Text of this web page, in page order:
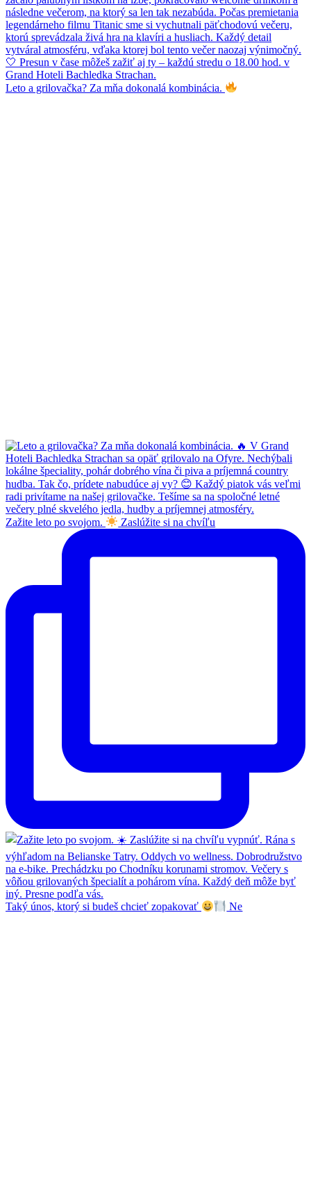
Leto a grilovačka? Za mňa dokonalá kombinácia.
Zažite leto po svojom. Zaslúžite si na chvíľu
Taký únos, ktorý si budeš chcieť zopakovať Ne